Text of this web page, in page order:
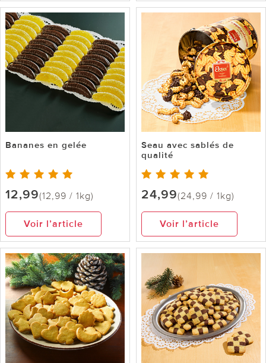
Bananes en gelée
12,99(12,99 / 1kg)
Voir l’article
Seau avec sablés de
qualité
24,99(24,99 / 1kg)
Voir l’article